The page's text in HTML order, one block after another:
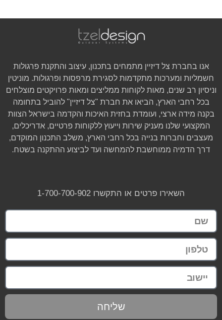
אנו בחברת צל דיזיין מתמחים בתכנון, עיצוב והתקנת פרגולות
חשמליות ומערכות מתקדמות לסגירת מרפסות ופרגולות. מוניטין
וניסיון רב שנים, מאות לקוחות ממליצים ומאות פרויקטים מוצלחים
בכל רחבי הארץ, הביאו את חברת "צל דיזיין" להוביל בתחומה
בקנה מידה ארצי, ועומדת בחזית האיכות והקדמה בישראל הצוות
המקצועי שלנו מעניק שירות וייעוץ ללקוחות פרטיים, אדריכלים,
מעצבים וחברות בנייה בכל רחבי הארץ, משלב התכנון המוקדם,
דרך הדמיה ממוחשבת להמחשה ועד לביצוע ההתקנה בשטח.
השאירו פרטים או התקשרו 1-700-700-902
שליחה